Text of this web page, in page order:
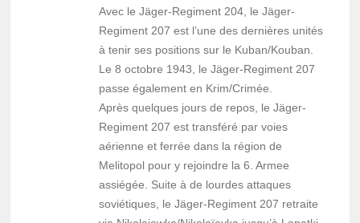
Avec le Jäger-Regiment 204, le Jäger-
Regiment 207 est l’une des dernières unités
à tenir ses positions sur le Kuban/Kouban.
Le 8 octobre 1943, le Jäger-Regiment 207
passe également en Krim/Crimée.
Après quelques jours de repos, le Jäger-
Regiment 207 est transféré par voies
aérienne et ferrée dans la région de
Melitopol pour y rejoindre la 6. Armee
assiégée. Suite à de lourdes attaques
soviétiques, le Jäger-Regiment 207 retraite